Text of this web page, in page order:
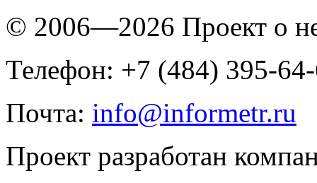
© 2006—2026 Проект о
Телефон: +7 (484) 395-
Почта: info@informetr.ru
Проект разработан